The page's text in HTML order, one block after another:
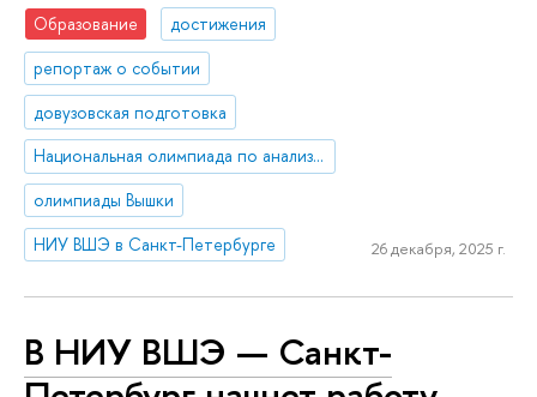
Образование
достижения
репортаж о событии
довузовская подготовка
Национальная олимпиада по анализу данных «DANO»
олимпиады Вышки
НИУ ВШЭ в Санкт-Петербурге
26 декабря, 2025 г.
В НИУ ВШЭ — Санкт-